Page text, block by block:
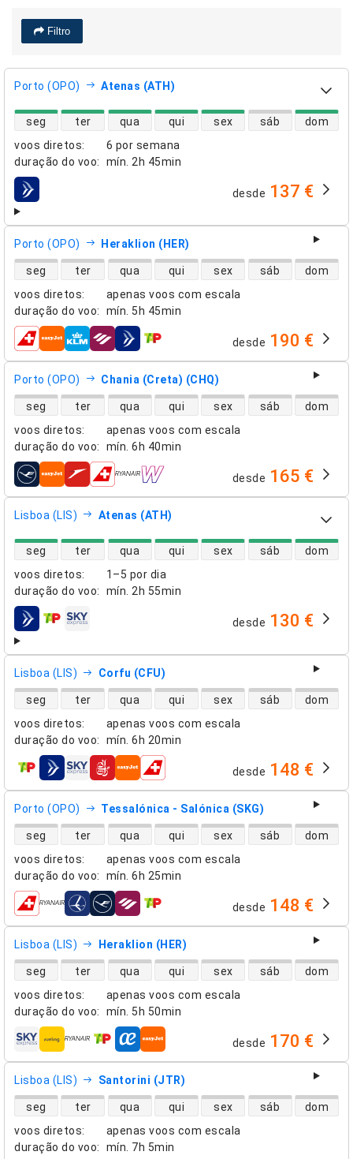
Filtro
Porto (OPO) Atenas (ATH)
voos diretos:
6 por semana
duração do voo: mín. 2h 45min
disponibilidade de voos diretos
seg ter qua qui sex sáb dom
companhias aéreas desde 137 €
Porto (OPO) Heraklion (HER)
voos diretos:
apenas voos com escala
duração do voo: mín. 5h 45min
disponibilidade de voos diretos
seg ter qua qui sex sáb dom
companhias aéreas desde 190 €
Porto (OPO) Chania (Creta) (CHQ)
voos diretos:
apenas voos com escala
duração do voo: mín. 6h 40min
disponibilidade de voos diretos
seg ter qua qui sex sáb dom
companhias aéreas desde 165 €
Lisboa (LIS) Atenas (ATH)
voos diretos:
1–5 por dia
duração do voo: mín. 2h 55min
disponibilidade de voos diretos
seg ter qua qui sex sáb dom
companhias aéreas desde 130 €
Lisboa (LIS) Corfu (CFU)
voos diretos:
apenas voos com escala
duração do voo: mín. 6h 20min
disponibilidade de voos diretos
seg ter qua qui sex sáb dom
companhias aéreas desde 148 €
Porto (OPO) Tessalónica - Salónica (SKG)
voos diretos:
apenas voos com escala
duração do voo: mín. 6h 25min
disponibilidade de voos diretos
seg ter qua qui sex sáb dom
companhias aéreas desde 148 €
Lisboa (LIS) Heraklion (HER)
voos diretos:
apenas voos com escala
duração do voo: mín. 5h 50min
disponibilidade de voos diretos
seg ter qua qui sex sáb dom
companhias aéreas desde 170 €
Lisboa (LIS) Santorini (JTR)
voos diretos:
apenas voos com escala
duração do voo: mín. 7h 5min
disponibilidade de voos diretos
seg ter qua qui sex sáb dom